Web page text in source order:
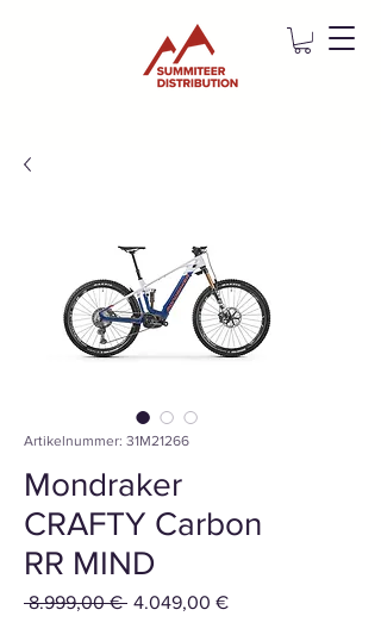
Artikelnummer: 31M21266
Mondraker
CRAFTY Carbon
RR MIND
8.999,00 € Standardpreis
4.049,00 €Sale-